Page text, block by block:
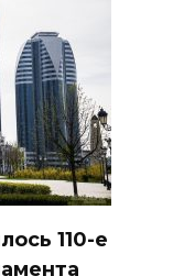
110-е